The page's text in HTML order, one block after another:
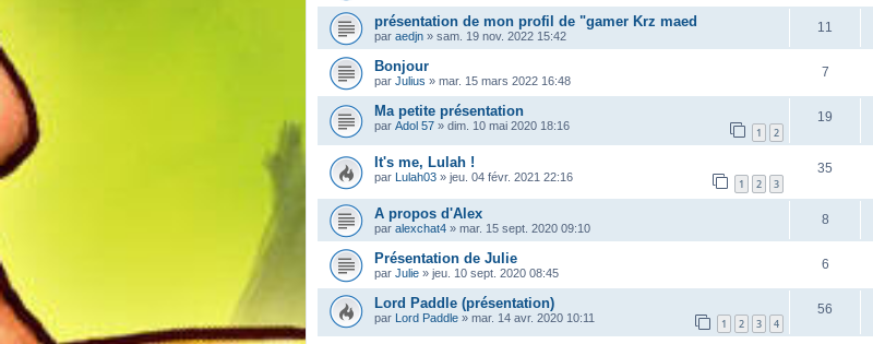
présentation de mon profil de "gamer Krz maed
par aedjn » sam. 19 nov. 2022 15:42
11
Bonjour
par Julius » mar. 15 mars 2022 16:48
7
Ma petite présentation
par Adol 57 » dim. 10 mai 2020 18:16 1 2
19
It's me, Lulah !
par Lulah03 » jeu. 04 févr. 2021 22:16 1 2 3
35
A propos d'Alex
par alexchat4 » mar. 15 sept. 2020 09:10
8
Présentation de Julie
par Julie » jeu. 10 sept. 2020 08:45
6
Lord Paddle (présentation)
par Lord Paddle » mar. 14 avr. 2020 10:11 1 2 3 4
56